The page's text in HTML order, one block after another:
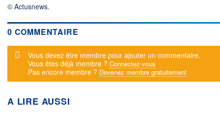
© Actusnews.
0 COMMENTAIRE
Message d'alerte
Vous devez être membre pour ajouter un commentaire.
Vous êtes déjà membre ? Connectez-vous
Pas encore membre ? Devenez membre gratuitement
A LIRE AUSSI